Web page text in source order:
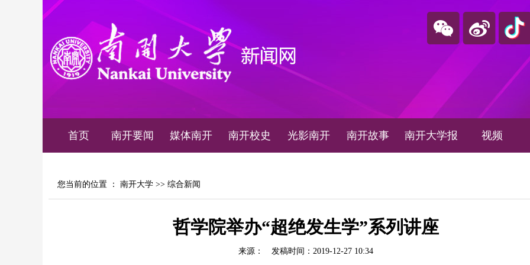
首页 南开要闻 媒体南开 南开校史 光影南开 南开故事 南开大学报 视频
您当前的位置 ： 南开大学 >> 综合新闻
哲学院举办“超绝发生学”系列讲座
来源： 发稿时间：2019-12-27 10:34